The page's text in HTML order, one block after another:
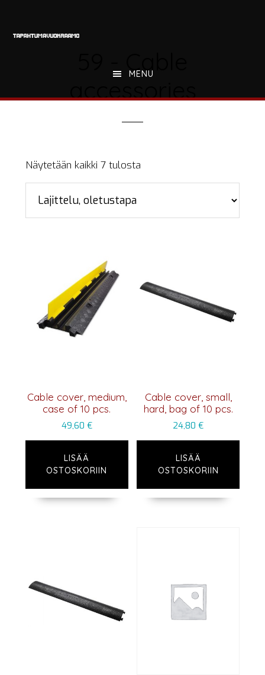
sivupalkkiin
MENU
accessories
Näytetään kaikki 7 tulosta
Cable cover, medium,
case of 10 pcs.
49,60 €
LISÄÄ
OSTOSKORIIN
Cable cover, small,
hard, bag of 10 pcs.
24,80€
LISÄÄ
OSTOSKORIIN